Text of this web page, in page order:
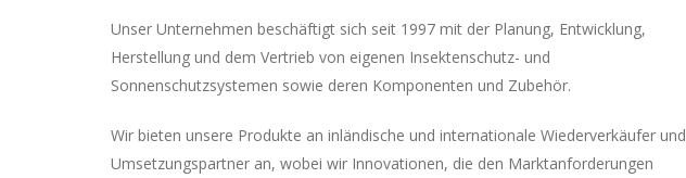
Unser Unternehmen beschäftigt sich seit 1997 mit der Planung, Entwicklung,
Herstellung und dem Vertrieb von eigenen Insektenschutz- und
Sonnenschutzsystemen sowie deren Komponenten und Zubehör.
Wir bieten unsere Produkte an inländische und internationale Wiederverkäufer und
Umsetzungspartner an, wobei wir Innovationen, die den Marktanforderungen